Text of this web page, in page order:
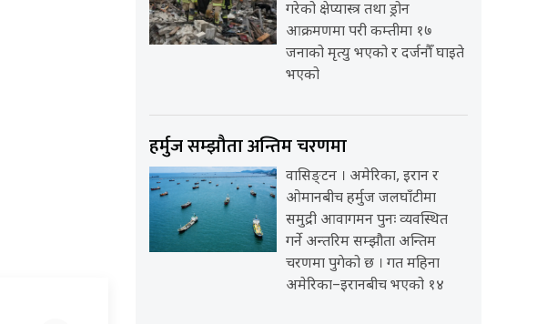
गरेको क्षेप्यास्त्र तथा ड्रोन
आक्रमणमा परी कम्तीमा १७
जनाको मृत्यु भएको र दर्जनौँ घाइते
भएको
हर्मुज सम्झौता अन्तिम चरणमा
वासिङ्टन । अमेरिका, इरान र
ओमानबीच हर्मुज जलघाँटीमा
समुद्री आवागमन पुनः व्यवस्थित
गर्ने अन्तरिम सम्झौता अन्तिम
चरणमा पुगेको छ । गत महिना
अमेरिका–इरानबीच भएको १४